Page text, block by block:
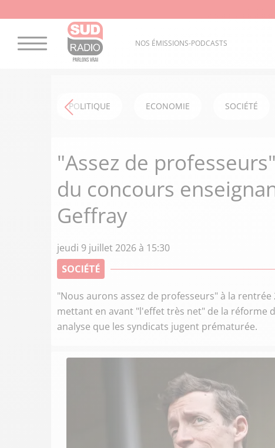
NOS ÉMISSIONS-PODCASTS
POLITIQUE ECONOMIE SOCIÉTÉ
"Assez de
du concours
Geffray
jeudi 9 juillet 2026 à 15:30
SOCIÉTÉ
"Nous aurons assez de professeurs" à la
mettant en avant "l'effet très net" de la réforme
analyse que les syndicats jugent prématurée.